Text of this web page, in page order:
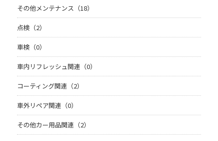
その他メンテナンス（18）
点検（2）
車検（0）
車内リフレッシュ関連（0）
コーティング関連（2）
車外リペア関連（0）
その他カー用品関連（2）